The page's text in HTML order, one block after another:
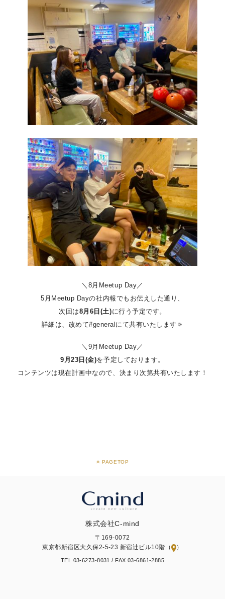
＼8月Meetup Day／
5月Meetup Dayの社内報でもお伝えした通り、
次回は8月6日(土)に行う予定です。
詳細は、改めて#generalにて共有いたします🔅
＼9月Meetup Day／
9月23日(金)を予定しております。
コンテンツは現在計画中なので、決まり次第共有いたします！
PAGETOP
株式会社C-mind
〒169-0072
東京都新宿区大久保2-5-23 新宿辻ビル10階（
）
TEL 03-6273-8031 / FAX 03-6861-2885